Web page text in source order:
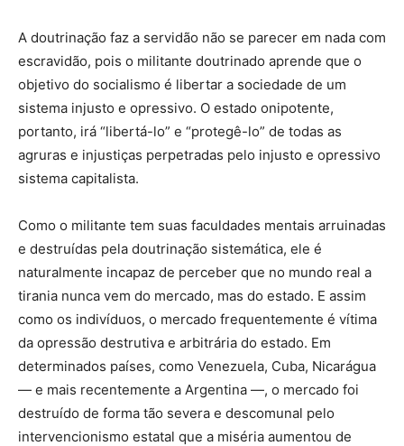
A doutrinação faz a servidão não se parecer em nada com
escravidão, pois o militante doutrinado aprende que o
objetivo do socialismo é libertar a sociedade de um
sistema injusto e opressivo. O estado onipotente,
portanto, irá “libertá-lo” e “protegê-lo” de todas as
agruras e injustiças perpetradas pelo injusto e opressivo
sistema capitalista.
Como o militante tem suas faculdades mentais arruinadas
e destruídas pela doutrinação sistemática, ele é
naturalmente incapaz de perceber que no mundo real a
tirania nunca vem do mercado, mas do estado. E assim
como os indivíduos, o mercado frequentemente é vítima
da opressão destrutiva e arbitrária do estado. Em
determinados países, como Venezuela, Cuba, Nicarágua
— e mais recentemente a Argentina —, o mercado foi
destruído de forma tão severa e descomunal pelo
intervencionismo estatal que a miséria aumentou de